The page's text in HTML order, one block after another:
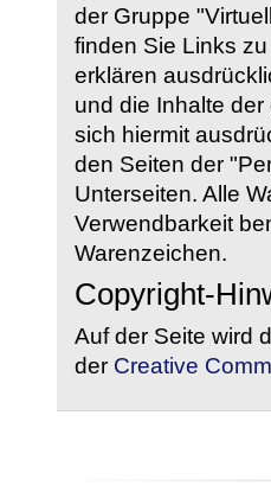
der Gruppe
finden Sie Links
erklären
und die Inhalte
sich hiermit
den Seiten der
Unterseiten. Alle
Verwendbarkeit
Warenzeichen.
Copyright-
Auf der Seite wird
der Creative